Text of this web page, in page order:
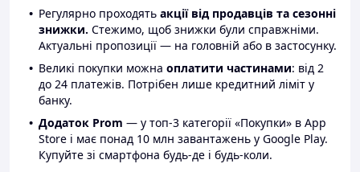
Регулярно проходять акції від продавців та сезонні
знижки. Стежимо, щоб знижки були справжніми.
Актуальні пропозиції — на головній або в застосунку.
Великі покупки можна оплатити частинами: від 2
до 24 платежів. Потрібен лише кредитний ліміт у
банку.
Додаток Prom — у топ-3 категорії «Покупки» в App
Store і має понад 10 млн завантажень у Google Play.
Купуйте зі смартфона будь-де і будь-коли.